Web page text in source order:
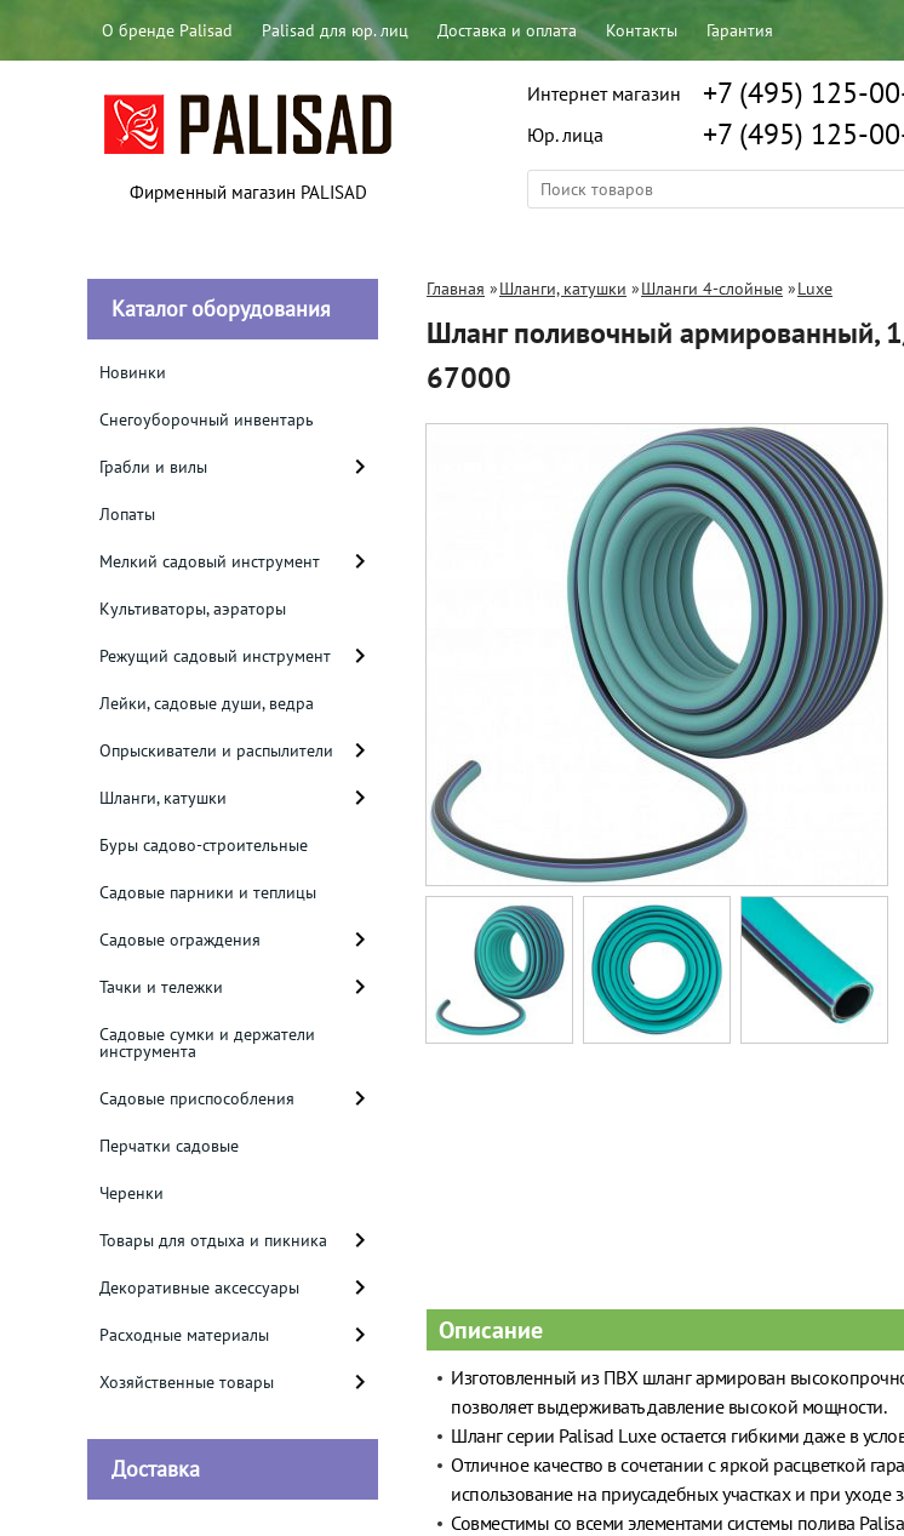
О бренде Palisad Palisad для юр. лиц Доставка и оплата Контакты Гарантия
Фирменный магазин PALISAD
Интернет магазин +7 (495) 125-
Юр. лица +7 (495) 125-
Каталог оборудования
Новинки
Снегоуборочный инвентарь
Грабли и вилы
Лопаты
Мелкий садовый инструмент
Культиваторы, аэраторы
Режущий садовый инструмент
Лейки, садовые души, ведра
Опрыскиватели и распылители
Шланги, катушки
Буры садово-строительные
Садовые парники и теплицы
Садовые ограждения
Тачки и тележки
Садовые сумки и держатели
инструмента
Садовые приспособления
Перчатки садовые
Черенки
Товары для отдыха и пикника
Декоративные аксессуары
Расходные материалы
Хозяйственные товары
Доставка
Главная »Шланги, катушки »Шланги 4-слойные »Luxe
Шланг поливочный армированный,
67000
Описание
Изготовленный из ПВХ шланг армирован
позволяет выдерживать давление высокой мощности.
Шланг серии Palisad Luxe остается гибкими даже в
Отличное качество в сочетании c яркой расцветкой
использование на приусадебных участках и при уходе
Совместимы со всеми элементами системы полива